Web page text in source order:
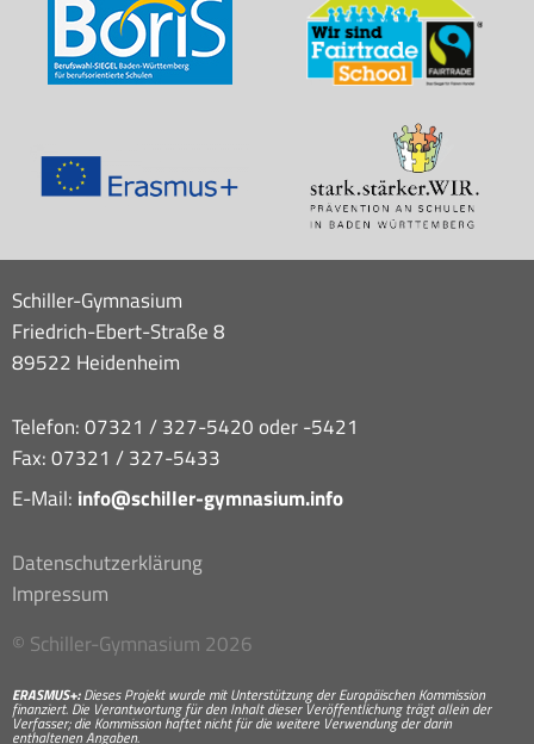
Schiller-Gymnasium
Friedrich-Ebert-Straße 8
89522 Heidenheim
Telefon: 07321 / 327-5420 oder -5421
Fax: 07321 / 327-5433
E-Mail: info@schiller-gymnasium.info
Datenschutzerklärung
Impressum
© Schiller-Gymnasium 2026
ERASMUS+:Dieses Projekt wurde mit Unterstützung der Europäischen Kommission
finanziert. Die Verantwortung für den Inhalt dieser Veröffentlichung trägt allein der
Verfasser; die Kommission haftet nicht für die weitere Verwendung der darin
enthaltenen Angaben.